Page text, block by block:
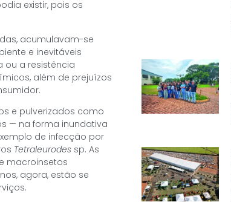
existir, pois os
acumulavam-se
e inevitáveis
ou a resistência
além de prejuízos
e pulverizados como
— na forma inundativa
de infecção por
Tetraleurodes sp. As
macroinsetos
agora, estão se